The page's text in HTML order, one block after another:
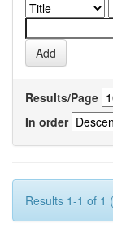
Results/Page
In order
Results 1-1 of 1